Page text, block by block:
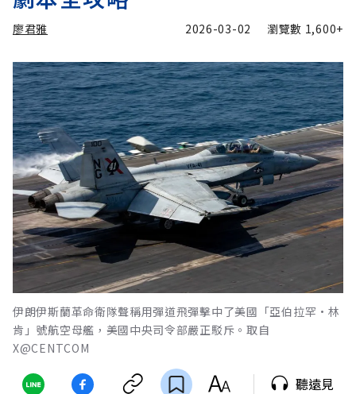
廖君雅 2026-03-02 瀏覽數 1,600+
伊朗伊斯蘭革命衛隊聲稱用彈道飛彈擊中了美國「亞伯拉罕·林
肯」號航空母艦，美國中央司令部嚴正駁斥。取自
X@CENTCOM
聽遠見